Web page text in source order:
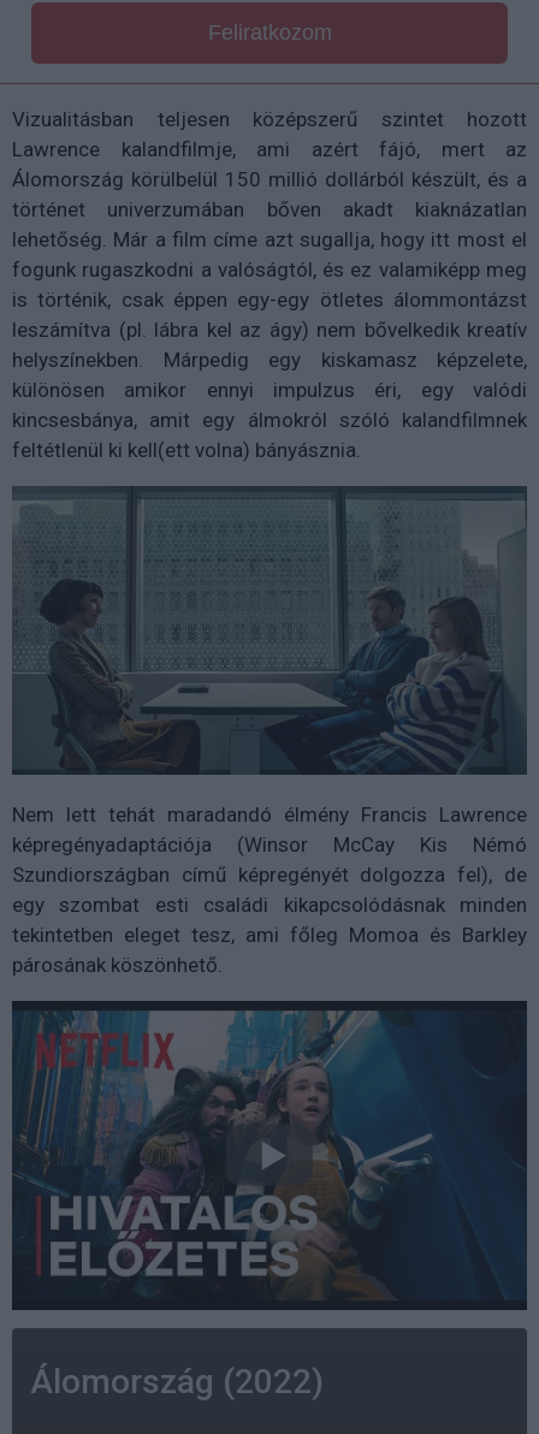
Feliratkozom
Vizualitásban teljesen középszerű szintet hozott
Lawrence kalandfilmje, ami azért fájó, mert az
Álomország körülbelül 150 millió dollárból készült, és a
történet univerzumában bőven akadt kiaknázatlan
lehetőség. Már a film címe azt sugallja, hogy itt most el
fogunk rugaszkodni a valóságtól, és ez valamiképp meg
is történik, csak éppen egy-egy ötletes álommontázst
leszámítva (pl. lábra kel az ágy) nem bővelkedik kreatív
helyszínekben. Márpedig egy kiskamasz képzelete,
különösen amikor ennyi impulzus éri, egy valódi
kincsesbánya, amit egy álmokról szóló kalandfilmnek
feltétlenül ki kell(ett volna) bányásznia.
Nem lett tehát maradandó élmény Francis Lawrence
képregényadaptációja (Winsor McCay Kis Némó
Szundiországban című képregényét dolgozza fel), de
egy szombat esti családi kikapcsolódásnak minden
tekintetben eleget tesz, ami főleg Momoa és Barkley
párosának köszönhető.
Álomország (2022)